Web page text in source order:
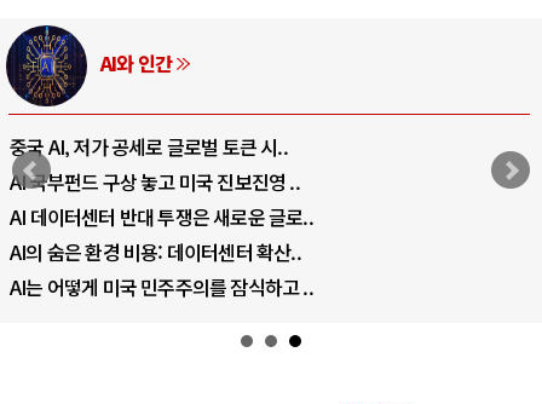
AI와 인간
중국 AI, 저가 공세로 글로벌 토큰 시..
AI 국부펀드 구상 놓고 미국 진보진영 ..
AI 데이터센터 반대 투쟁은 새로운 글로..
AI의 숨은 환경 비용: 데이터센터 확산..
AI는 어떻게 미국 민주주의를 잠식하고 ..